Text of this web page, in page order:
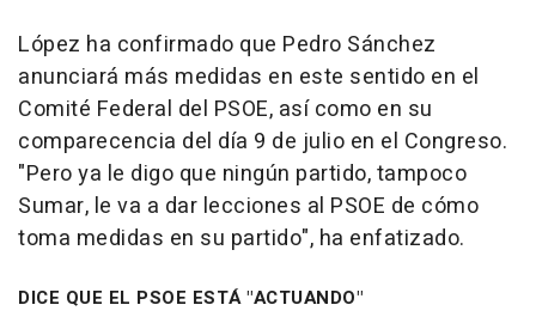
López ha confirmado que Pedro Sánchez
anunciará más medidas en este sentido en el
Comité Federal del PSOE, así como en su
comparecencia del día 9 de julio en el Congreso.
"Pero ya le digo que ningún partido, tampoco
Sumar, le va a dar lecciones al PSOE de cómo
toma medidas en su partido", ha enfatizado.
DICE QUE EL PSOE ESTÁ "ACTUANDO"